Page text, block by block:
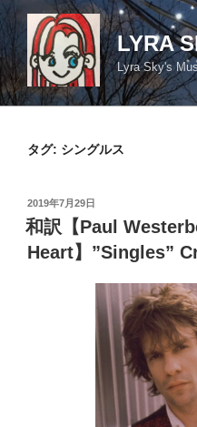
コ
ン
テ
ン
ツ
LYRA
Lyra Sky's
タグ: シングルス
投
稿
日:
2019年7月29日
和訳【Paul
Heart】”Singles”